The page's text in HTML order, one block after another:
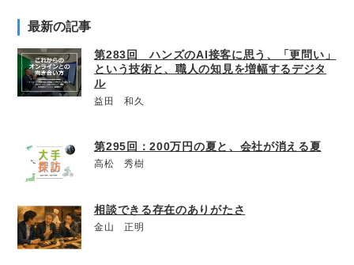
最新の記事
第283回 ハンズのAI接客に思う、「更問い」
という技術と、職人の知見を増幅するデジタ
ル
益田 和久
第295回：200万円の夏と、会社が消える夏
高松 秀樹
相談できる存在のありがたさ
金山 正明